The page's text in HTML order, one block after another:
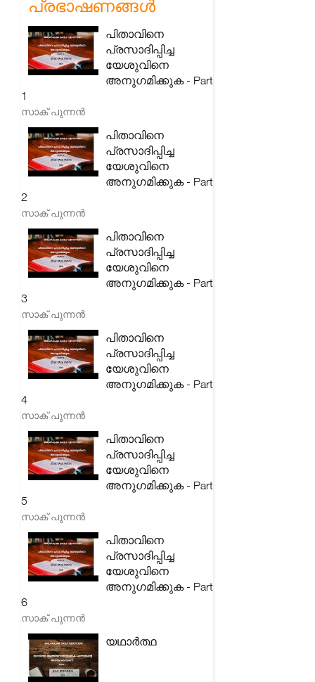
പ്രഭാഷണങ്ങൾ
പിതാവിനെ
പ്രസാദിപ്പിച്ച
യേശുവിനെ
അനുഗമിക്കുക - Part
1
സാക് പുന്നൻ
പിതാവിനെ
പ്രസാദിപ്പിച്ച
യേശുവിനെ
അനുഗമിക്കുക - Part
2
സാക് പുന്നൻ
പിതാവിനെ
പ്രസാദിപ്പിച്ച
യേശുവിനെ
അനുഗമിക്കുക - Part
3
സാക് പുന്നൻ
പിതാവിനെ
പ്രസാദിപ്പിച്ച
യേശുവിനെ
അനുഗമിക്കുക - Part
4
സാക് പുന്നൻ
പിതാവിനെ
പ്രസാദിപ്പിച്ച
യേശുവിനെ
അനുഗമിക്കുക - Part
5
സാക് പുന്നൻ
പിതാവിനെ
പ്രസാദിപ്പിച്ച
യേശുവിനെ
അനുഗമിക്കുക - Part
6
സാക് പുന്നൻ
യഥാർത്ഥ